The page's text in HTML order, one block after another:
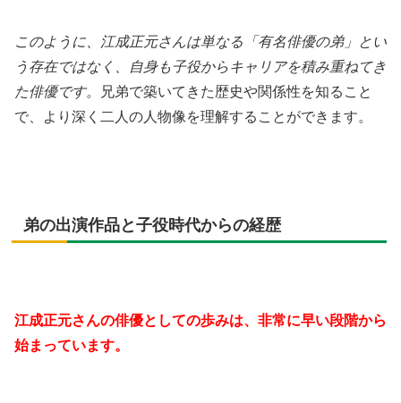
このように、江成正元さんは単なる「有名俳優の弟」とい
う存在ではなく、自身も子役からキャリアを積み重ねてき
た俳優です。
兄弟で築いてきた歴史や関係性を知ること
で、より深く二人の人物像を理解することができます。
弟の出演作品と子役時代からの経歴
江成正元さんの俳優としての歩みは、非常に早い段階から
始まっています。